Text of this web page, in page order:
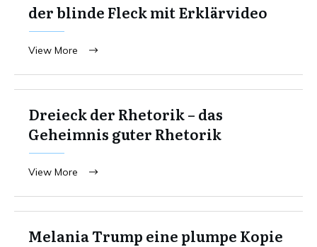
der blinde Fleck mit Erklärvideo
View More
Dreieck der Rhetorik – das
Geheimnis guter Rhetorik
View More
Melania Trump eine plumpe Kopie